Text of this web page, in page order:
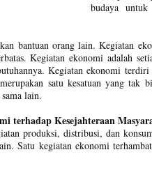
budaya
bantuan orang lain. Kegiatan
Kegiatan ekonomi adalah
Kegiatan ekonomi
satu kesatuan yang tak
lain.
terhadap Kesejahteraan
produksi, distribusi, dan
Satu kegiatan ekonomi